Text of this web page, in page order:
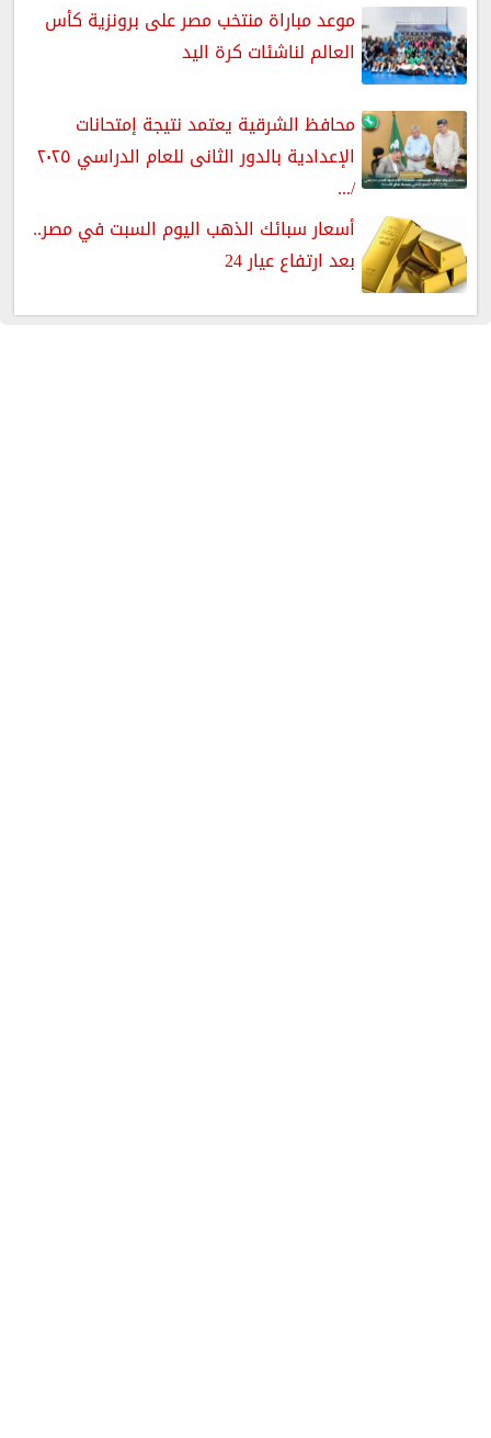
موعد مباراة منتخب مصر على برونزية كأس
العالم لناشئات كرة اليد
محافظ الشرقية يعتمد نتيجة إمتحانات
الإعدادية بالدور الثانى للعام الدراسي ٢٠٢٥
/...
أسعار سبائك الذهب اليوم السبت في مصر..
بعد ارتفاع عيار 24